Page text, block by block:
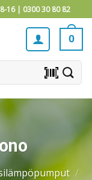
16 | 0300 30 80 82
0
barcode_scanner
/